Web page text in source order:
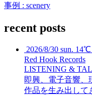
事例 : scenery
recent posts
2026/8/30 sun.
Red Hook Records
LISTENING &
即興、電子音響、
作品を生み出して